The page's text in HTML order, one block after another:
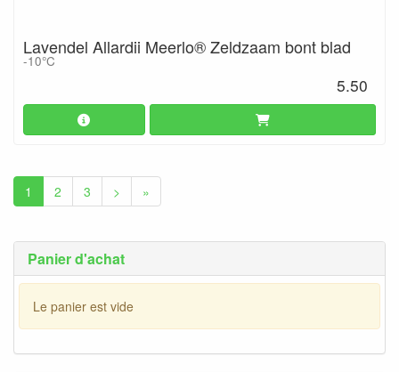
Panier d'achat
Le panier est vide
Lavendel Allardii Meerlo® Zeldzaam bont blad
-10°C
5.50
1 2 3 > »